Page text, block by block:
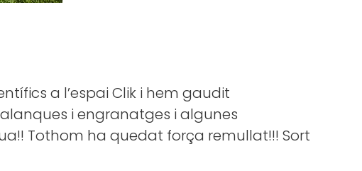
a l’espai Clik i hem gaudit
i engranatges i algunes
Tothom ha quedat força remullat!!! Sort